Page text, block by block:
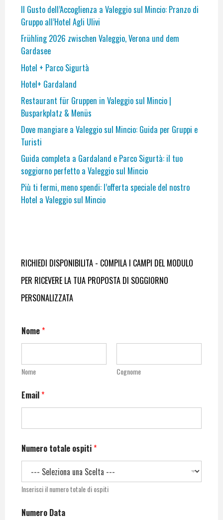
Il Gusto dell’Accoglienza a Valeggio sul Mincio: Pranzo di
Gruppo all’Hotel Agli Ulivi
Frühling 2026 zwischen Valeggio, Verona und dem
Gardasee
Hotel + Parco Sigurtà
Hotel+ Gardaland
Restaurant für Gruppen in Valeggio sul Mincio |
Busparkplatz & Menüs
Dove mangiare a Valeggio sul Mincio: Guida per Gruppi e
Turisti
Guida completa a Gardaland e Parco Sigurtà: il tuo
soggiorno perfetto a Valeggio sul Mincio
Più ti fermi, meno spendi: l’offerta speciale del nostro
Hotel a Valeggio sul Mincio
RICHIEDI DISPONIBILITA - COMPILA I CAMPI DEL MODULO
PER RICEVERE LA TUA PROPOSTA DI SOGGIORNO
PERSONALIZZATA
Nome*
Nome Cognome
Email*
Numero totale ospiti*
Inserisci il numero totale di ospiti
Numero Data